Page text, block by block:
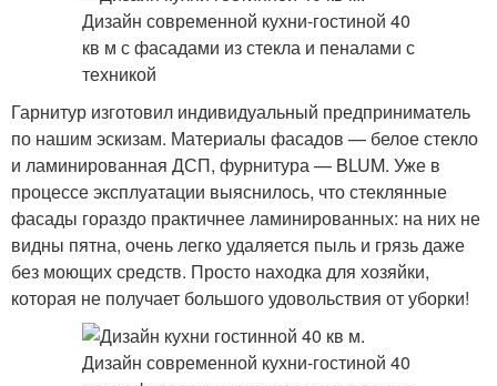
Гарнитур изготовил индивидуальный предприниматель
по нашим эскизам. Материалы фасадов — белое стекло
и ламинированная ДСП, фурнитура — BLUM. Уже в
процессе эксплуатации выяснилось, что стеклянные
фасады гораздо практичнее ламинированных: на них не
видны пятна, очень легко удаляется пыль и грязь даже
без моющих средств. Просто находка для хозяйки,
которая не получает большого удовольствия от уборки!